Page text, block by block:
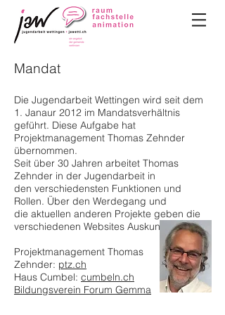
Mandat
Die Jugendarbeit Wettingen wird seit dem
1. Janaur 2012 im Mandatsverhältnis
geführt. Diese Aufgabe hat
Projektmanagement Thomas Zehnder
übernommen.
Seit über 30 Jahren arbeitet Thomas
Zehnder in der Jugendarbeit in
den verschiedensten Funktionen und
Rollen. Über den Werdegang und
die aktuellen anderen Projekte geben die
verschiedenen Websites Auskunft.
Projektmanagement Thomas
Zehnder: ptz.ch
Haus Cumbel: cumbeln.ch
Bildungsverein Forum Gemma